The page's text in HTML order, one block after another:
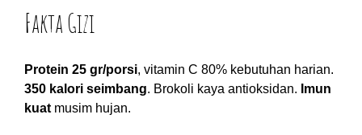
Fakta Gizi
Protein 25 gr/porsi, vitamin C 80% kebutuhan harian.
350 kalori seimbang. Brokoli kaya antioksidan. Imun
kuat musim hujan.